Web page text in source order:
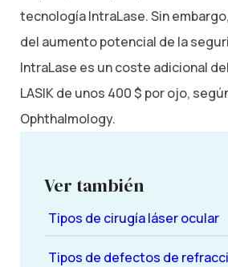
tecnología IntraLase. Sin
del aumento potencial de la
IntraLase es un coste adicional
LASIK de unos 400 $ por ojo,
Ophthalmology.
Ver también
Tipos de cirugía láser ocular
Tipos de defectos de